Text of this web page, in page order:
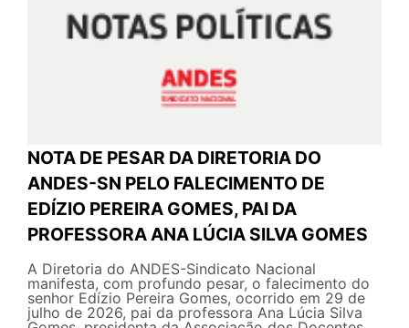
NOTA DE PESAR DA DIRETORIA DO
ANDES-SN PELO FALECIMENTO DE
EDÍZIO PEREIRA GOMES, PAI DA
PROFESSORA ANA LÚCIA SILVA GOMES
A Diretoria do ANDES-Sindicato Nacional
manifesta, com profundo pesar, o falecimento do
senhor Edízio Pereira Gomes, ocorrido em 29 de
julho de 2026, pai da professora Ana Lúcia Silva